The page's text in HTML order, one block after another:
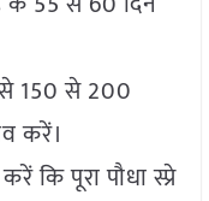
150 से 200
करें।
कि पूरा पौधा स्प्रे